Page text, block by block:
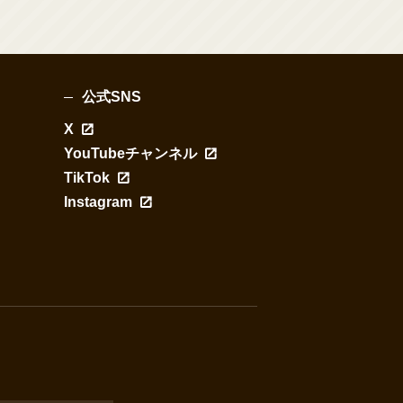
公式SNS
X
YouTubeチャンネル
TikTok
Instagram